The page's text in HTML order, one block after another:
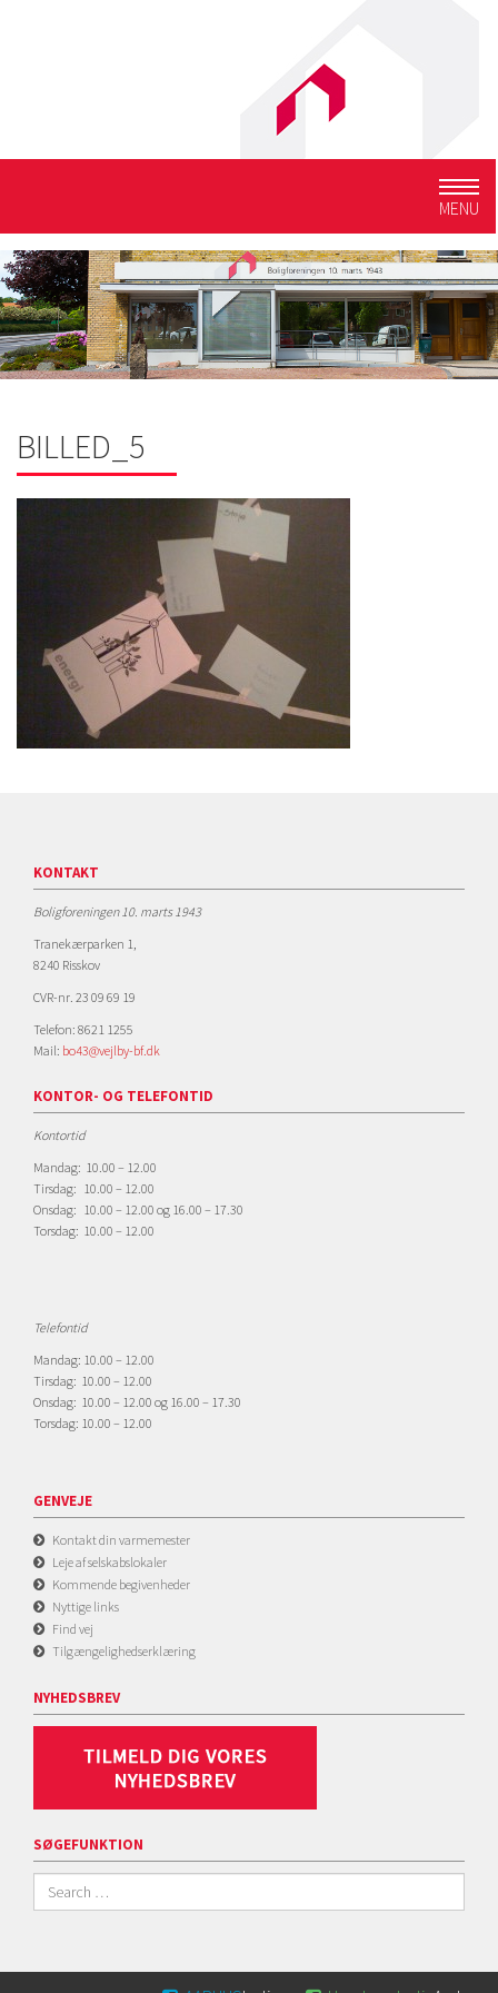
MENU
BILLED_5
KONTAKT
Boligforeningen 10. marts 1943
Tranekærparken 1,
8240 Risskov
CVR-nr. 23 09 69 19
Telefon: 8621 1255
Mail: bo43@vejlby-bf.dk
KONTOR- OG TELEFONTID
Kontortid
Mandag: 10.00 – 12.00
Tirsdag: 10.00 – 12.00
Onsdag: 10.00 – 12.00 og 16.00 – 17.30
Torsdag: 10.00 – 12.00
Telefontid
Mandag: 10.00 – 12.00
Tirsdag: 10.00 – 12.00
Onsdag: 10.00 – 12.00 og 16.00 – 17.30
Torsdag: 10.00 – 12.00
GENVEJE
Kontakt din varmemester
Leje af selskabslokaler
Kommende begivenheder
Nyttige links
Find vej
Tilgængelighedserklæring
NYHEDSBREV
SØGEFUNKTION